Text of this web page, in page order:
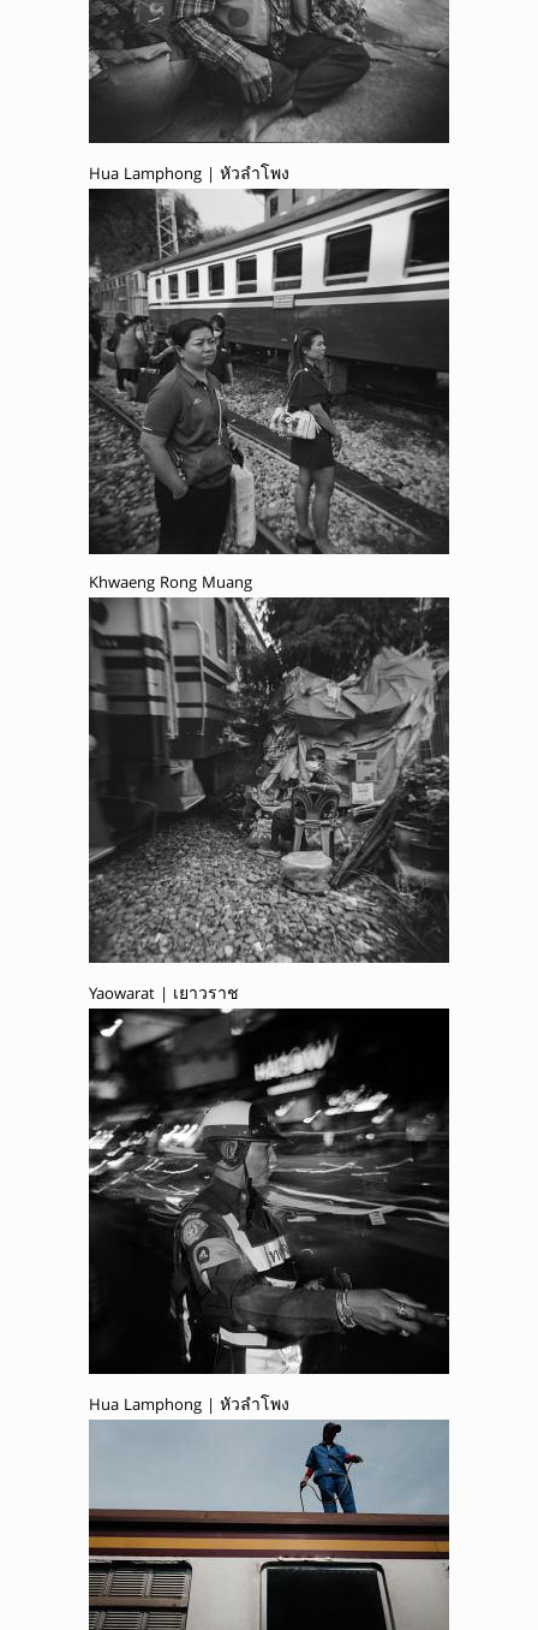
Hua Lamphong | หัวลำโพง
Khwaeng Rong Muang
Yaowarat | เยาวราช
Hua Lamphong | หัวลำโพง